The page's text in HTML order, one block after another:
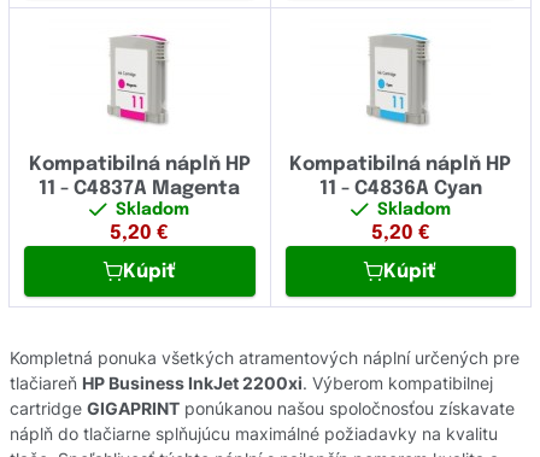
Kompatibilná náplň HP
11 - C4837A Magenta
Skladom
5,20 €
Kúpiť
Kompatibilná náplň HP
11 - C4836A Cyan
Skladom
5,20 €
Kúpiť
Kompletná ponuka všetkých atramentových náplní určených pre
tlačiareň HP Business InkJet 2200xi. Výberom kompatibilnej
cartridge GIGAPRINT ponúkanou našou spoločnosťou získavate
náplň do tlačiarne splňujúcu maximálné požiadavky na kvalitu